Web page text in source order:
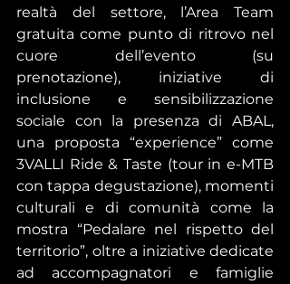
realtà del settore, l’Area Team
gratuita come punto di ritrovo nel
cuore dell’evento (su
prenotazione), iniziative di
inclusione e sensibilizzazione
sociale con la presenza di ABAL,
una proposta “experience” come
3VALLI Ride & Taste (tour in e-MTB
con tappa degustazione), momenti
culturali e di comunità come la
mostra “Pedalare nel rispetto del
territorio”, oltre a iniziative dedicate
ad accompagnatori e famiglie